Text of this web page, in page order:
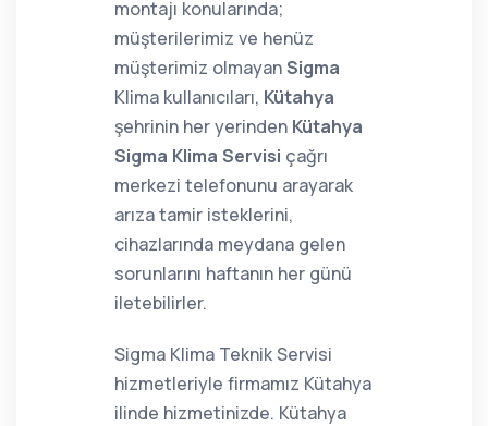
montajı konularında;
müşterilerimiz ve henüz
müşterimiz olmayanSigma
Klima kullanıcıları, Kütahya
şehrinin her yerinden Kütahya
Sigma Klima Servisi çağrı
merkezi telefonunu arayarak
arıza tamir isteklerini,
cihazlarında meydana gelen
sorunlarını haftanın her günü
iletebilirler.
Sigma Klima Teknik Servisi
hizmetleriyle firmamız Kütahya
ilinde hizmetinizde. Kütahya